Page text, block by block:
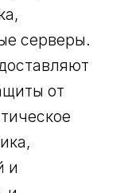
серверы.
от
и